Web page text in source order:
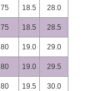
75 18.5 28.0
75 18.5 28.5
80 19.0
29.0
80 19.0 29.5
80 19.5
30.0